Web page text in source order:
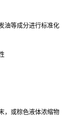
油等成分进行标准化
，或棕色液体浓缩物